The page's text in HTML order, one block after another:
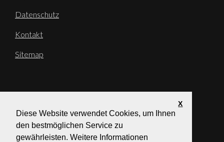
Diese Website verwendet Cookies, um Ihnen
den bestmöglichen Service zu
gewährleisten. Weitere Informationen
X
Datenschutz
Kontakt
Sitemap